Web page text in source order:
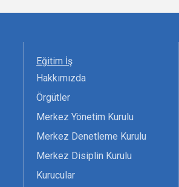
Eğitim İş
Hakkımızda
Örgütler
Merkez Yönetim Kurulu
Merkez Denetleme Kurulu
Merkez Disiplin Kurulu
Kurucular